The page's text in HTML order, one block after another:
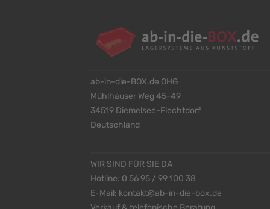
ab-in-die-BOX.de OHG
Mühlhäuser Weg 45-49
34519 Diemelsee-Flechtdorf
Deutschland
WIR SIND FÜR SIE DA
Hotline: 0 56 95 / 99 100 38
E-Mail: kontakt@ab-in-die-box.de